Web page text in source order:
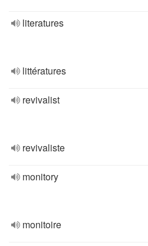
literatures
littératures
revivalist
revivaliste
monitory
monitoire